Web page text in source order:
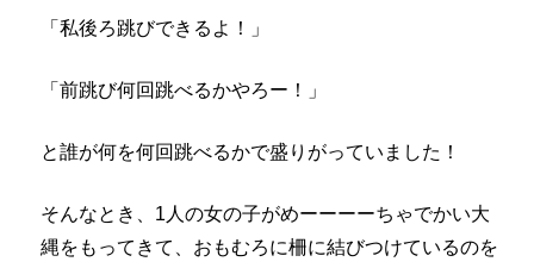
「私後ろ跳びできるよ！」
「前跳び何回跳べるかやろー！」
と誰が何を何回跳べるかで盛りがっていました！
そんなとき、1人の女の子がめーーーーちゃでかい大
縄をもってきて、おもむろに柵に結びつけているのを